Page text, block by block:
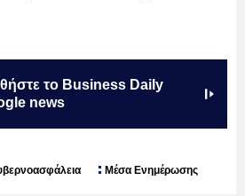
το Business Daily
news
Μέσα Ενημέρωσης